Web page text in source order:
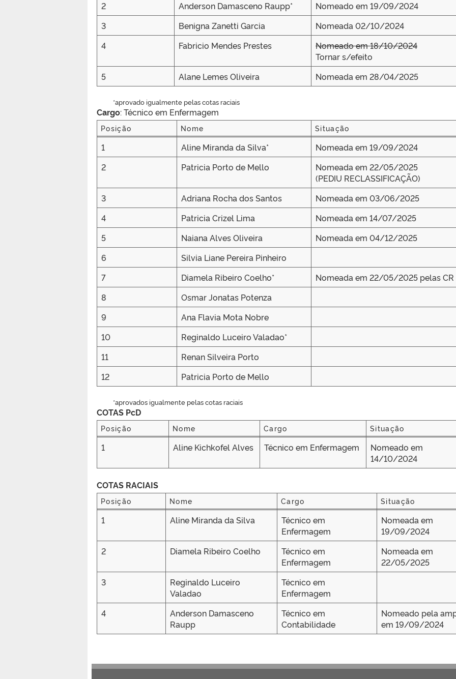
2
Anderson Damasceno Raupp*
Nomeado em 19/09/2024
3
Benigna Zanetti Garcia
Nomeada 02/10/2024
4
Fabricio Mendes Prestes
Nomeado em 18/10/2024
Tornar s/efeito
5
Alane Lemes Oliveira Nomeada em 28/04/2025
*aprovado igualmente pelas cotas raciais
Cargo: Técnico em Enfermagem
Posição Nome
Situação
1 Aline Miranda da Silva*
Nomeada em 19/09/2024
2
Patricia Porto de Mello
Nomeada em 22/05/2025
(PEDIU RECLASSIFICAÇÃO)
3
Adriana Rocha dos Santos
Nomeada em 03/06/2025
4
Patricia Crizel Lima
Nomeada em 14/07/2025
5
Naiana Alves Oliveira
Nomeada em 04/12/2025
6
Silvia Liane Pereira Pinheiro
7
Diamela Ribeiro Coelho*
Nomeada em 22/05/2025 pelas CR
8
Osmar Jonatas Potenza
9
Ana Flavia Mota Nobre
10
Reginaldo Luceiro Valadao*
11
Renan Silveira Porto
12
Patricia Porto de Mello
*aprovados igualmente pelas cotas raciais
COTAS PcD
Posição Nome Cargo
Situação
1 Aline Kichkofel Alves Técnico em Enfermagem
Nomeado em
14/10/2024
COTAS RACIAIS
Posição Nome Cargo
Situação
1 Aline Miranda da Silva
Técnico em
Enfermagem
Nomeada em
19/09/2024
2
Diamela Ribeiro Coelho
Técnico em
Enfermagem
Nomeada em
22/05/2025
3
Reginaldo Luceiro
Valadao
Técnico em
Enfermagem
4
Anderson Damasceno
Raupp
Técnico em
Contabilidade
Nomeado pela
em 19/09/2024